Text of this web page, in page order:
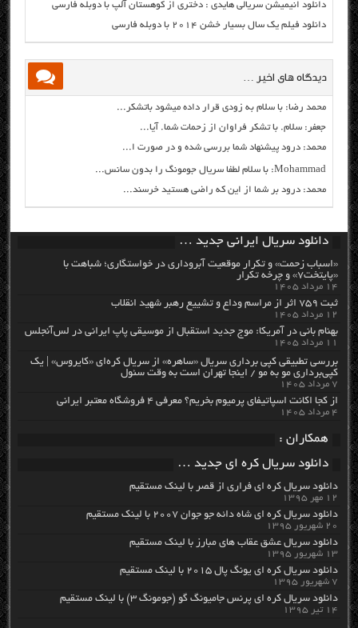
دانلود انیمیشن سریالی هایدی : دختری از کوهستان آلپ با دوبله فارسی
دانلود فیلم یک سال بسیار خشن ۲۰۱۴ با دوبله فارسی
دیدگاه های اخیر …
محمد رضا: با سلام به زودی قرار داده میشود باتشکر...
جعفر: سلام. با تشکر فراوان از زحمات شما. آیا...
محمد: درود پیشنهاد شما بررسی شده و در صورت ا...
Mohammad: با سلام لطفا سریال جومونگ را بدون سانس...
محمد: درود بر شما از این که راضی هستید خرسند...
دانلود سریال ایرانی جدید …
«اسباب زحمت» و تکرار موقعیت آبروداری در خواستگاری؛ شباهت با
«پایتخت۷» و چرخه تکرار
۱۴ مرداد ۱۴۰۵
ثبت ۷۵۹ اثر از مراسم وداع و تشییع رهبر شهید انقلاب
۱۲ مرداد ۱۴۰۵
بهنام بانی در آمریکا: موج جدید استقبال از موسیقی پاپ ایرانی در لس‌آنجلس
۱۱ مرداد ۱۴۰۵
بررسی تطبیقی کپی برداری سریال «ساهره» از سریال کره‌ای «کایروس» | یک
کپی‌برداری مو به مو / اینجا تهران است به وقت سئول
۷ مرداد ۱۴۰۵
از کجا اکانت اسپاتیفای پرمیوم بخریم؟ معرفی ۴ فروشگاه معتبر ایرانی
۴ مرداد ۱۴۰۵
همکاران :
دانلود سریال کره ای جدید …
دانلود سریال کره ای فراری از قصر با لینک مستقیم
۱۲ مهر ۱۳۹۵
دانلود سریال کره ای شاه دائه جو جوان ۲۰۰۷ با لینک مستقیم
۲۰ شهریور ۱۳۹۵
دانلود سریال عشق عقاب های مبارز با لینک مستقیم
۱۳ شهریور ۱۳۹۵
دانلود سریال کره ای یونگ پال ۲۰۱۵ با لینک مستقیم
۷ شهریور ۱۳۹۵
دانلود سریال کره ای پرنس جامیونگ گو (جومونگ ۳) با لینک مستقیم
۱۴ تیر ۱۳۹۵